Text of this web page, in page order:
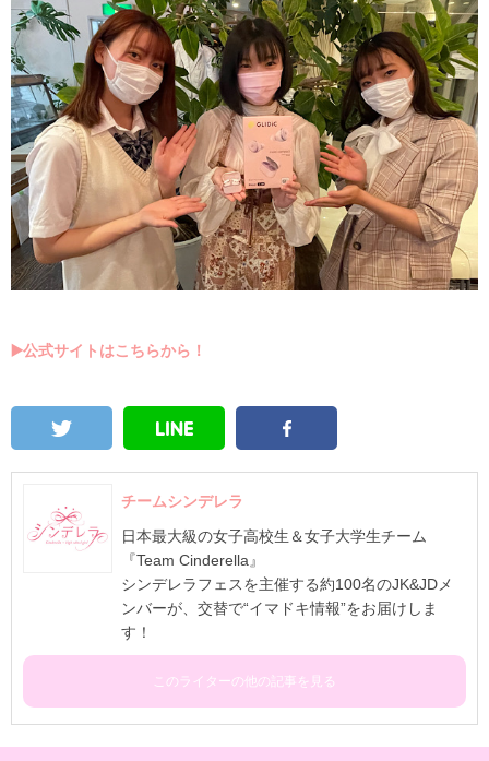
▶️公式サイトはこちらから！
チームシンデレラ
日本最大級の女子高校生＆女子大学生チーム
『Team Cinderella』
シンデレラフェスを主催する約100名のJK&JDメ
ンバーが、交替で“イマドキ情報”をお届けしま
す！
このライターの他の記事を見る